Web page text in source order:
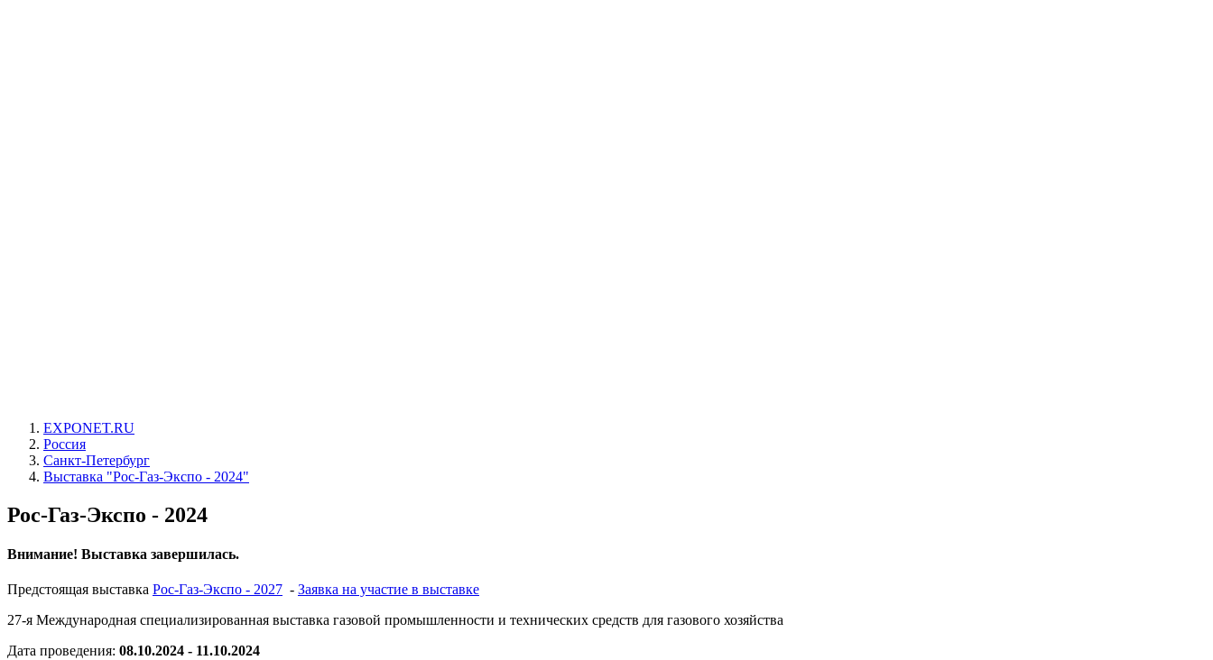
EXPONET.RU
Россия
Санкт-Петербург
Выставка "Рос-Газ-Экспо - 2024"
Рос-Газ-Экспо - 2024
Внимание! Выставка завершилась.
Предстоящая выставка Рос-Газ-Экспо - 2027 - Заявка на участие в выставке
27-я Международная специализированная выставка газовой промышленности и технических средств для газового хозяйства
Дата проведения: 08.10.2024 - 11.10.2024